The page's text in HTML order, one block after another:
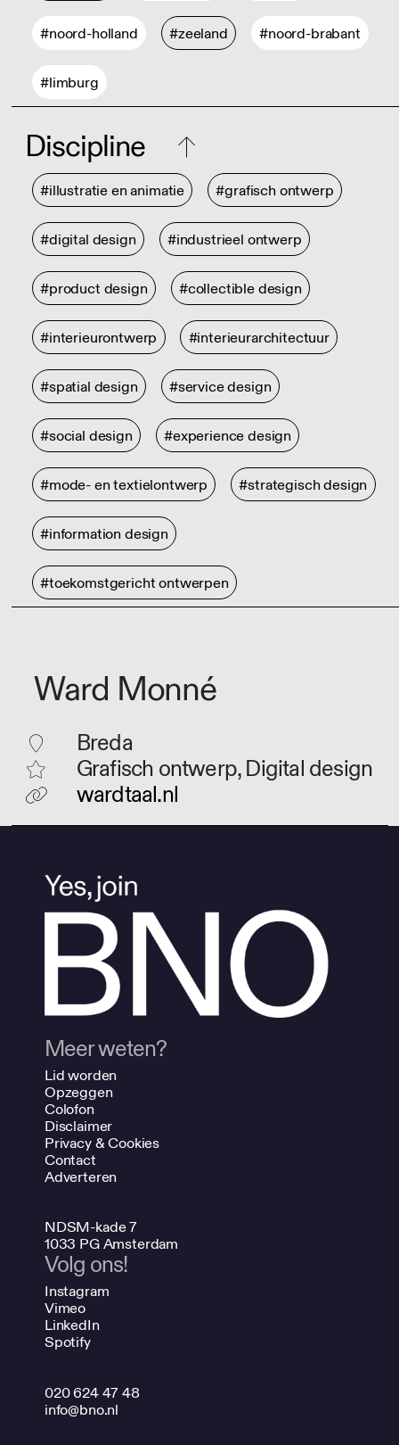
#noord-holland #zeeland #noord-brabant
#limburg
Discipline
#illustratie en animatie #grafisch ontwerp
#digital design #industrieel ontwerp
#product design #collectible design
#interieurontwerp #interieurarchitectuur
#spatial design #service design
#social design #experience design
#mode- en textielontwerp #strategisch design
#information design
#toekomstgericht ontwerpen
Ward Monné
Breda
Grafisch ontwerp, Digital design
wardtaal.nl
Meer weten?
Lid worden
Opzeggen
Colofon
Disclaimer
Privacy & Cookies
Contact
Adverteren
NDSM-kade 7
1033 PG Amsterdam
Volg ons!
Instagram
Vimeo
LinkedIn
Spotify
020 624 47 48
info@bno.nl